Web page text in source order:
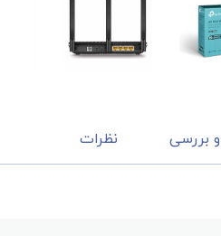
بررسی نظرات